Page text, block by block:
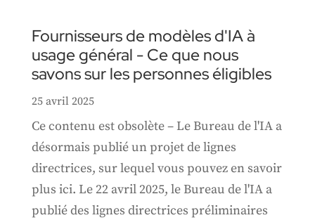
Fournisseurs de modèles d'IA à
usage général - Ce que nous
savons sur les personnes éligibles
25 avril 2025
Ce contenu est obsolète – Le Bureau de l'IA a
désormais publié un projet de lignes
directrices, sur lequel vous pouvez en savoir
plus ici. Le 22 avril 2025, le Bureau de l'IA a
publié des lignes directrices préliminaires